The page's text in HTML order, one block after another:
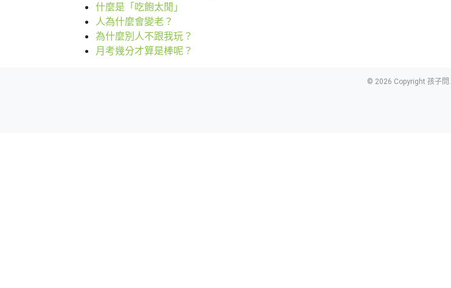
什麼是「吃飽太閒」
人為什麼會變老？
為什麼別人不跟我玩？
月考幾分才算是棒呢？
© 2026 Copyright 孩子問.